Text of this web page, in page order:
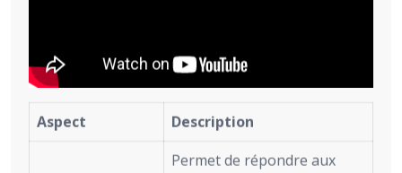
Aspect Description
Permet de répondre aux